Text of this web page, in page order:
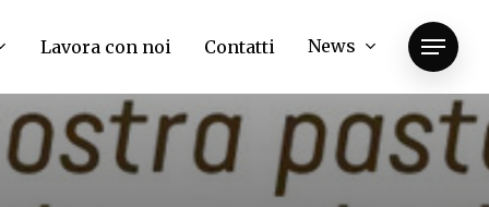
Lavora con noi Contatti News Menu